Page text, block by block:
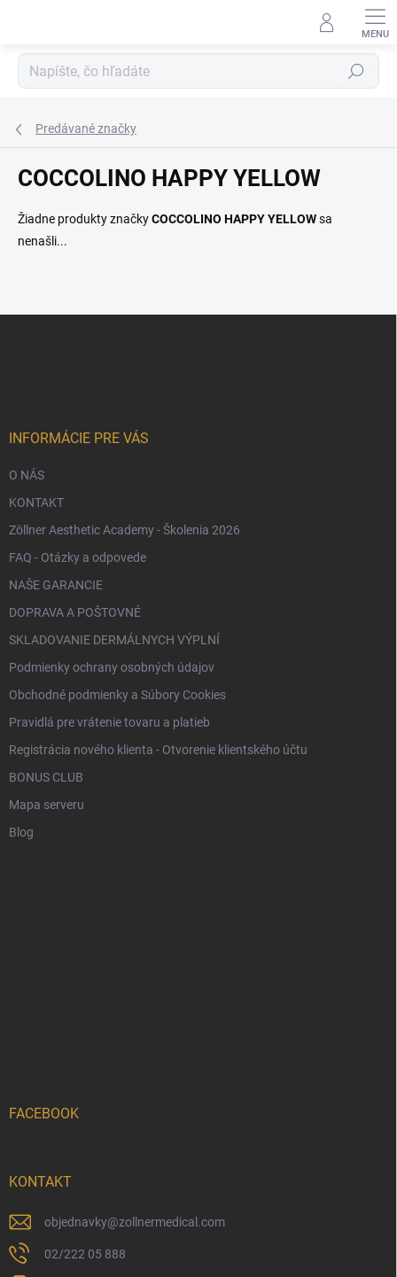
Hľadať
Predávané značky
COCCOLINO HAPPY YELLOW
Žiadne produkty značkyCOCCOLINO HAPPY YELLOWsa
nenašli...
INFORMÁCIE PRE VÁS
O NÁS
KONTAKT
Zöllner Aesthetic Academy - Školenia 2026
FAQ - Otázky a odpovede
NAŠE GARANCIE
DOPRAVA A POŠTOVNÉ
SKLADOVANIE DERMÁLNYCH VÝPLNÍ
Podmienky ochrany osobných údajov
Obchodné podmienky a Súbory Cookies
Pravidlá pre vrátenie tovaru a platieb
Registrácia nového klienta - Otvorenie klientského účtu
BONUS CLUB
Mapa serveru
Blog
FACEBOOK
KONTAKT
objednavky@zollnermedical.com
02/222 05 888